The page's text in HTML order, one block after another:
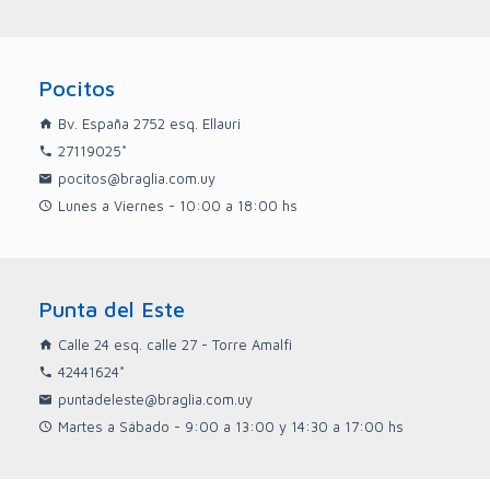
ilustrativas pueden diferir de la realidad. Los
datos son proporcionados por el propietario
en consecuencia exime a Inm. Braglia de todo
Pocitos
Bv. España 2752 esq. Ellauri
27119025*
pocitos@braglia.com.uy
Lunes a Viernes - 10:00 a 18:00 hs
Punta del Este
Calle 24 esq. calle 27 - Torre Amalfi
42441624*
puntadeleste@braglia.com.uy
Martes a Sábado - 9:00 a 13:00 y 14:30 a 17:00 hs